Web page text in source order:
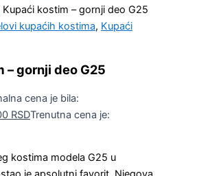
Kupaći kostim – gornji deo G25
kupaćih kostima, Kupaći
– gornji deo G25
cena je bila:
RSDTrenutna cena je:
kostima modela G25 u